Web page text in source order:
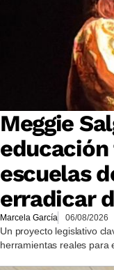
Meggie
escuelas
erradicar
Marcela García 06/08/2026
Un proyecto legislativo
herramientas reales para